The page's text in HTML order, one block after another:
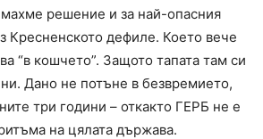
решение и за най-опасния
Кресненското дефиле. Което вече
“в кошчето”. Защото тапата там си
Дано не потъне в безвремието,
три години – откакто ГЕРБ не е
на цялата държава.